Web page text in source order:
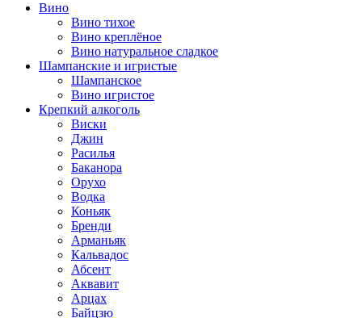
Вино
Вино тихое
Вино креплёное
Вино натуральное сладкое
Шампанские и игристые
Шампанское
Вино игристое
Крепкий алкоголь
Виски
Джин
Расилья
Баканора
Орухо
Водка
Коньяк
Бренди
Арманьяк
Кальвадос
Абсент
Аквавит
Арцах
Байцзю